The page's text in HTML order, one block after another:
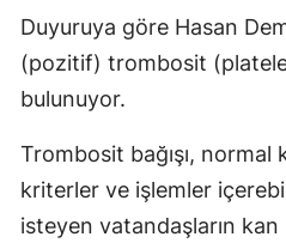
Duyuruya göre Hasan
(pozitif) trombosit
bulunuyor.
Trombosit bağışı, normal
kriterler ve işlemler
isteyen vatandaşların